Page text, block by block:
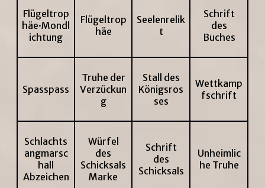
Flügeltrop
häe·Mondl
ichtung
Flügeltrop
häe
Seelenrelik
t
Schrift
des
Buches
Spasspass
Truhe der
Verzückun
g
Stall des
Königsros
ses
Wettkamp
fschrift
Schlachts
angmarsc
hall
Abzeichen
Würfel
des
Schicksals
Marke
Schrift
des
Schicksals
Unheimlic
he Truhe